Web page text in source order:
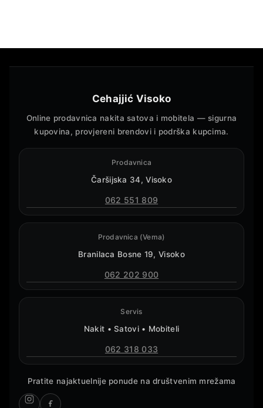
Cehajjić Visoko
Online prodavnica nakita satova i mobitela — sigurna
kupovina, provjereni brendovi i podrška kupcima.
Prodavnica
Čaršijska 34, Visoko
062 551 809
Prodavnica (Vema)
Branilaca Bosne 19, Visoko
062 202 900
Servis
Nakit • Satovi • Mobiteli
062 318 033
Pratite najaktuelnije ponude na društvenim mrežama